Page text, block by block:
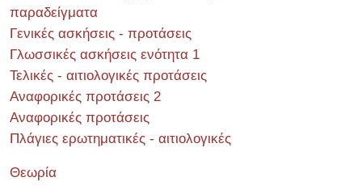
παραδείγματα
Γενικές ασκήσεις - προτάσεις
Γλωσσικές ασκήσεις ενότητα 1
Τελικές - αιτιολογικές προτάσεις
Αναφορικές προτάσεις 2
Αναφορικές προτάσεις
Πλάγιες ερωτηματικές - αιτιολογικές
Θεωρία